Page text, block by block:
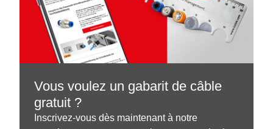
Vous voulez un gabarit de câble
gratuit ?
Inscrivez-vous dès maintenant à notre